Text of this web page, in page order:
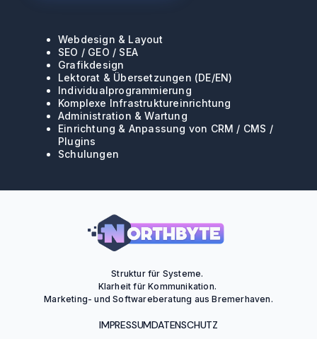
Webdesign & Layout
SEO / GEO / SEA
Grafikdesign
Lektorat & Übersetzungen (DE/EN)
Individualprogrammierung
Komplexe Infrastruktureinrichtung
Administration & Wartung
Einrichtung & Anpassung von CRM / CMS /
Plugins
Schulungen
Struktur für Systeme.
Klarheit für Kommunikation.
Marketing- und Softwareberatung aus Bremerhaven.
IMPRESSUMDATENSCHUTZ